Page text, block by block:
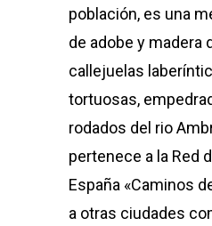
población, es una
de adobe y madera
callejuelas
tortuosas,
rodados del rio
pertenece a la Red
España «Caminos
a otras ciudades